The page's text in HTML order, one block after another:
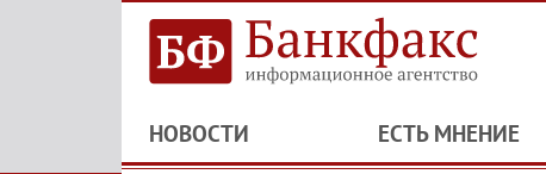
НОВОСТИ ЕСТЬ МНЕНИЕ